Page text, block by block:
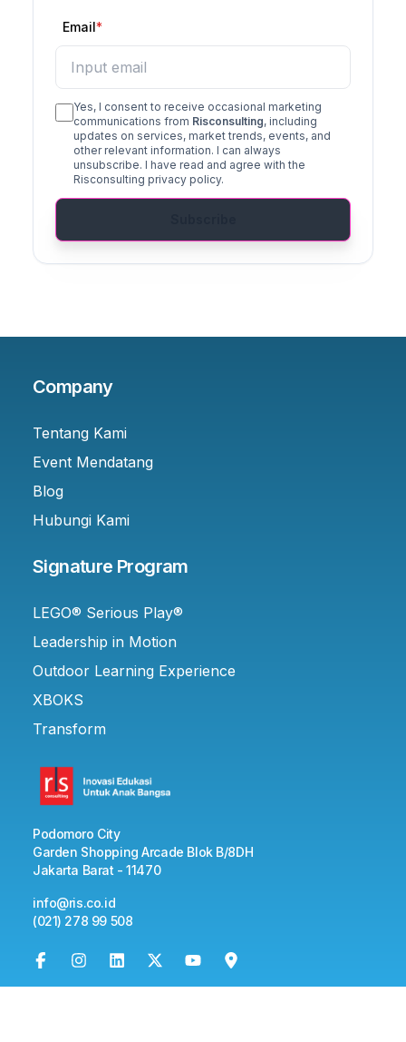
Email
Yes, I consent to receive occasional marketing
communications from Risconsulting, including
updates on services, market trends, events, and
other relevant information. I can always
unsubscribe. I have read and agree with the
Risconsulting privacy policy.
Company
Tentang Kami
Event Mendatang
Blog
Hubungi Kami
Signature Program
LEGO® Serious Play®
Leadership in Motion
Outdoor Learning Experience
XBOKS
Transform
Podomoro City
Garden Shopping Arcade Blok B/8DH
Jakarta Barat - 11470
info@ris.co.id
(021) 278 99 508